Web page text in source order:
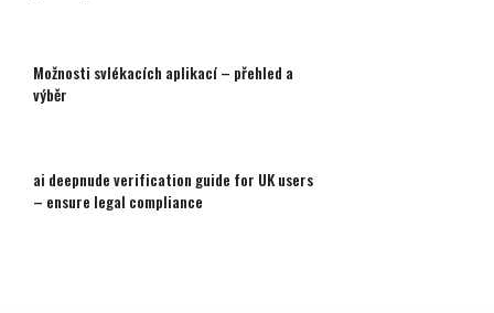
Možnosti svlékacích aplikací – přehled a
výběr
ai deepnude verification guide for UK users
– ensure legal compliance